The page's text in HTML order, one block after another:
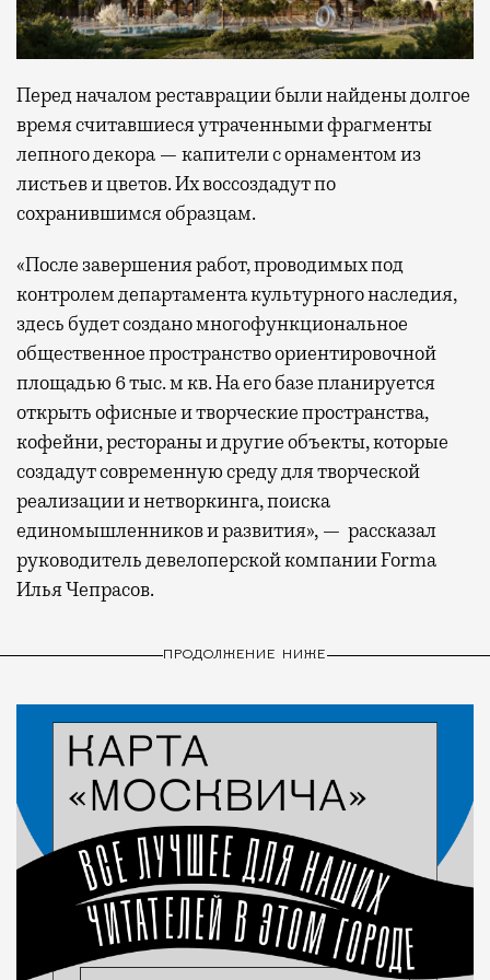
Перед началом реставрации были найдены долгое
время считавшиеся утраченными фрагменты
лепного декора — капители с орнаментом из
листьев и цветов. Их воссоздадут по
сохранившимся образцам.
«После завершения работ, проводимых под
контролем департамента культурного наследия,
здесь будет создано многофункциональное
общественное пространство ориентировочной
площадью 6 тыс. м кв. На его базе планируется
открыть офисные и творческие пространства,
кофейни, рестораны и другие объекты, которые
создадут современную среду для творческой
реализации и нетворкинга, поиска
единомышленников и развития», — рассказал
руководитель девелоперской компании Forma
Илья Чепрасов.
ПРОДОЛЖЕНИЕ НИЖЕ